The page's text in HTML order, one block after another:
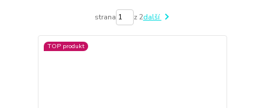
strana z 2další
TOP produkt